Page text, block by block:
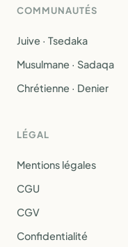
COMMUNAUTÉS
Juive · Tsedaka
Musulmane · Sadaqa
Chrétienne · Denier
LÉGAL
Mentions légales
CGU
CGV
Confidentialité